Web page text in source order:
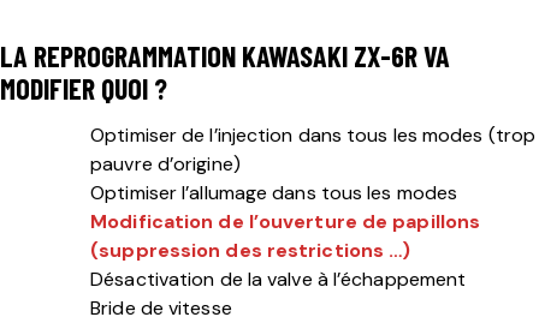
LA REPROGRAMMATION KAWASAKI ZX-6R VA
MODIFIER QUOI ?
Optimiser de l’injection dans tous les modes (trop
pauvre d’origine)
Optimiser l’allumage dans tous les modes
Modification de l’ouverture de papillons
(suppression des restrictions …)
Désactivation de la valve à l’échappement
Bride de vitesse